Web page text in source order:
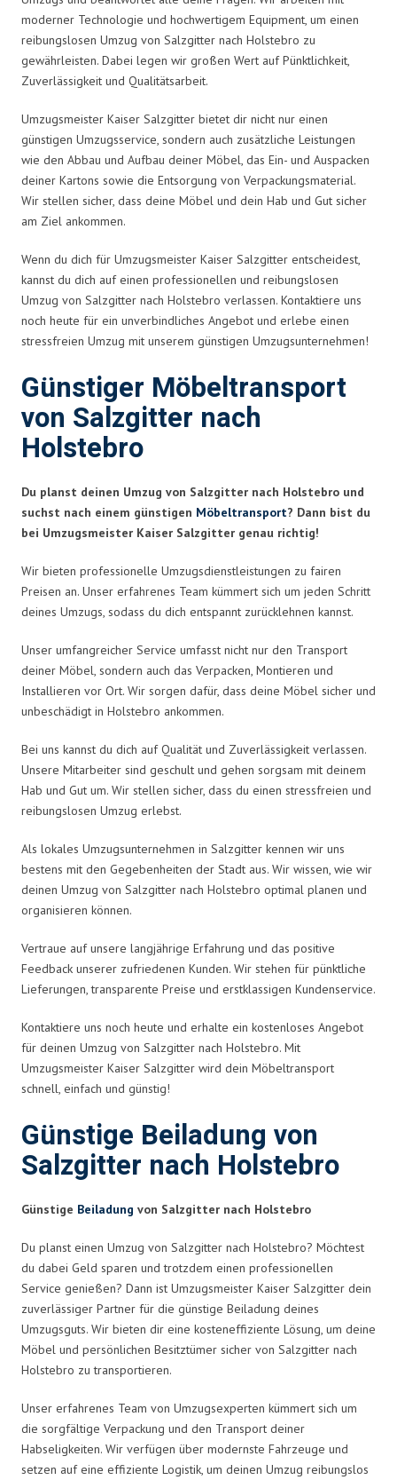
moderner Technologie und hochwertigem Equipment, um einen
reibungslosen Umzug von Salzgitter nach Holstebro zu
gewährleisten. Dabei legen wir großen Wert auf Pünktlichkeit,
Zuverlässigkeit und Qualitätsarbeit.
Umzugsmeister Kaiser Salzgitter bietet dir nicht nur einen
günstigen Umzugsservice, sondern auch zusätzliche Leistungen
wie den Abbau und Aufbau deiner Möbel, das Ein- und Auspacken
deiner Kartons sowie die Entsorgung von Verpackungsmaterial.
Wir stellen sicher, dass deine Möbel und dein Hab und Gut sicher
am Ziel ankommen.
Wenn du dich für Umzugsmeister Kaiser Salzgitter entscheidest,
kannst du dich auf einen professionellen und reibungslosen
Umzug von Salzgitter nach Holstebro verlassen. Kontaktiere uns
noch heute für ein unverbindliches Angebot und erlebe einen
stressfreien Umzug mit unserem günstigen Umzugsunternehmen!
Günstiger Möbeltransport
von Salzgitter nach
Holstebro
Du planst deinen Umzug von Salzgitter nach Holstebro und
suchst nach einem günstigen Möbeltransport? Dann bist du
bei Umzugsmeister Kaiser Salzgitter genau richtig!
Wir bieten professionelle Umzugsdienstleistungen zu fairen
Preisen an. Unser erfahrenes Team kümmert sich um jeden Schritt
deines Umzugs, sodass du dich entspannt zurücklehnen kannst.
Unser umfangreicher Service umfasst nicht nur den Transport
deiner Möbel, sondern auch das Verpacken, Montieren und
Installieren vor Ort. Wir sorgen dafür, dass deine Möbel sicher und
unbeschädigt in Holstebro ankommen.
Bei uns kannst du dich auf Qualität und Zuverlässigkeit verlassen.
Unsere Mitarbeiter sind geschult und gehen sorgsam mit deinem
Hab und Gut um. Wir stellen sicher, dass du einen stressfreien und
reibungslosen Umzug erlebst.
Als lokales Umzugsunternehmen in Salzgitter kennen wir uns
bestens mit den Gegebenheiten der Stadt aus. Wir wissen, wie wir
deinen Umzug von Salzgitter nach Holstebro optimal planen und
organisieren können.
Vertraue auf unsere langjährige Erfahrung und das positive
Feedback unserer zufriedenen Kunden. Wir stehen für pünktliche
Lieferungen, transparente Preise und erstklassigen Kundenservice.
Kontaktiere uns noch heute und erhalte ein kostenloses Angebot
für deinen Umzug von Salzgitter nach Holstebro. Mit
Umzugsmeister Kaiser Salzgitter wird dein Möbeltransport
schnell, einfach und günstig!
Günstige Beiladung von
Salzgitter nach Holstebro
Günstige Beiladung von Salzgitter nach Holstebro
Du planst einen Umzug von Salzgitter nach Holstebro? Möchtest
du dabei Geld sparen und trotzdem einen professionellen
Service genießen? Dann ist Umzugsmeister Kaiser Salzgitter dein
zuverlässiger Partner für die günstige Beiladung deines
Umzugsguts. Wir bieten dir eine kosteneffiziente Lösung, um deine
Möbel und persönlichen Besitztümer sicher von Salzgitter nach
Holstebro zu transportieren.
Unser erfahrenes Team von Umzugsexperten kümmert sich um
die sorgfältige Verpackung und den Transport deiner
Habseligkeiten. Wir verfügen über modernste Fahrzeuge und
setzen auf eine effiziente Logistik, um deinen Umzug reibungslos